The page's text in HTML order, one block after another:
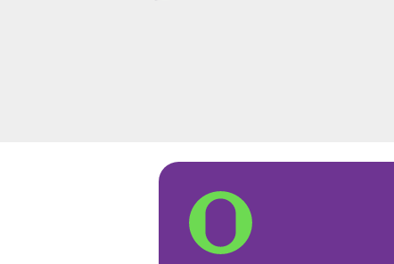
калорий